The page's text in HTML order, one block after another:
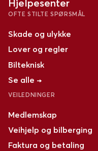
Hjelpesenter
OFTE STILTE SPØRSMÅL
Skade og ulykke
Lover og regler
Bilteknisk
Se alle →
VEILEDNINGER
Medlemskap
Veihjelp og bilberging
Faktura og betaling